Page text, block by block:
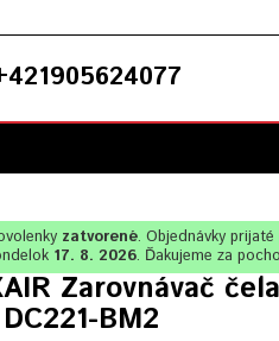
zatvorené. Objednávky
17. 8. 2026. Ďakujeme za
Zarovnávač
BM2